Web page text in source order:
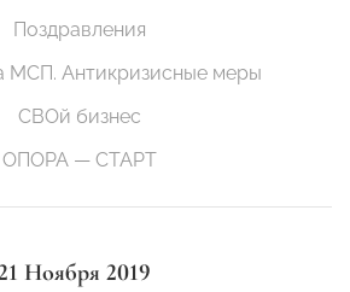
Поздравления
МСП. Антикризисные меры
СВОй бизнес
ОПОРА — СТАРТ
Ноября 2019